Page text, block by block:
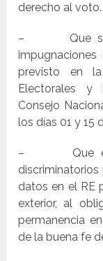
derecho al voto.
– Que se
previsto en
Electorales
Consejo
los días 01 y 15
– Que el
datos en el RE
exterior, al
permanencia
de la buena fe